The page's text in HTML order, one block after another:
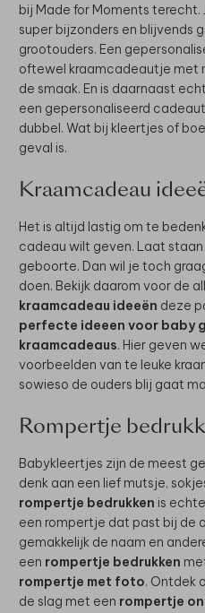
bij Made for Moments terecht.
super bijzonders en blijvends
grootouders. Een
oftewel kraamcadeautje met
de smaak. En is daarnaast
een gepersonaliseerd
dubbel. Wat bij kleertjes of
geval is.
Kraamcadeau
Het is altijd lastig om te
cadeau wilt geven. Laat
geboorte. Dan wil je toch
doen. Bekijk daarom voor de
kraamcadeau ideeën deze
perfecte ideeen voor baby
kraamcadeaus. Hier geven
voorbeelden van te leuke
sowieso de ouders blij gaat
Rompertje
Babykleertjes zijn de meest
denk aan een lief mutsje,
rompertje bedrukken is
een rompertje dat past bij de
gemakkelijk de naam en
een rompertje bedrukken
rompertje met foto. Ontdek
de slag met een rompertje